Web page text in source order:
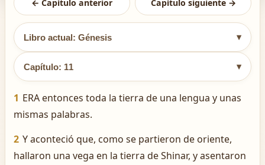
← Capítulo anterior Capítulo siguiente →
Libro actual: Génesis ▾
Capítulo: 11 ▾
1 ERA entonces toda la tierra de una lengua y unas
mismas palabras.
2 Y aconteció que, como se partieron de oriente,
hallaron una vega en la tierra de Shinar, y asentaron